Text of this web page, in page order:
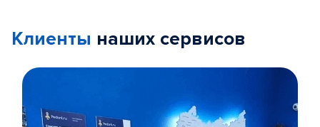
Клиенты наших сервисов